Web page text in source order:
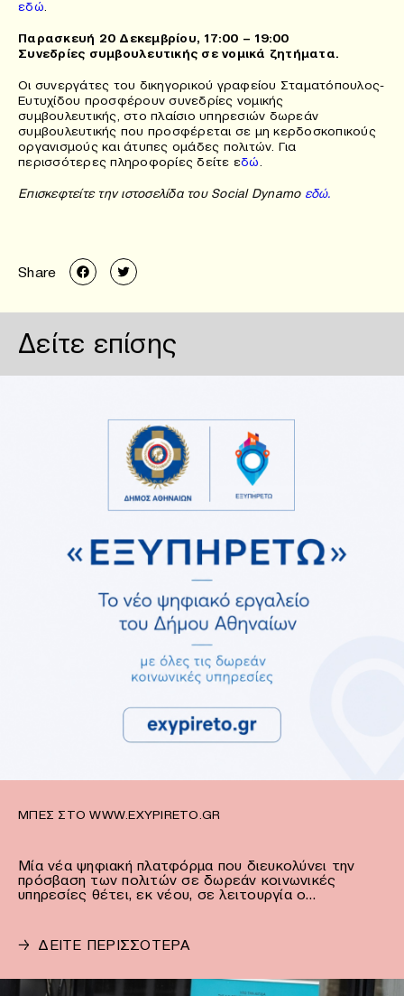
εδώ.
Παρασκευή 20 Δεκεμβρίου, 17:00 – 19:00
Συνεδρίες συμβουλευτικής σε νομικά ζητήματα.
Οι συνεργάτες του δικηγορικού γραφείου Σταματόπουλος-
Ευτυχίδου προσφέρουν συνεδρίες νομικής
συμβουλευτικής, στο πλαίσιο υπηρεσιών δωρεάν
συμβουλευτικής που προσφέρεται σε μη κερδοσκοπικούς
οργανισμούς και άτυπες ομάδες πολιτών. Για
περισσότερες πληροφορίες δείτε εδώ.
Επισκεφτείτε την ιστοσελίδα του Social Dynamo εδώ.
Share
Δείτε επίσης
ΜΠΕΣ ΣΤΟ WWW.EXYPIRETO.GR
Μία νέα ψηφιακή πλατφόρμα που διευκολύνει την
πρόσβαση των πολιτών σε δωρεάν κοινωνικές
υπηρεσίες θέτει, εκ νέου, σε λειτουργία ο…
→ ΔΕΙΤΕ ΠΕΡΙΣΣΟΤΕΡΑ